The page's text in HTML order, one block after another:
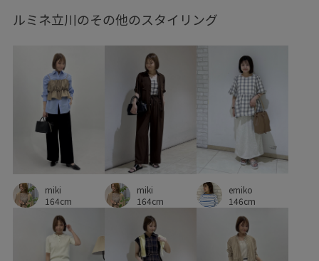
ポリエステル マットサテン ミニマル
リラックス感 レディライク ワンピース
ヴィンテージ ヴィンテージ感 伸縮性
光沢感 大人っぽい 定番 幅広
淡いカラー 清涼感 滑らかな肌触り 滑らかな質感
程よい厚み 美シルエット 華やか
落ち着いた色 薄手 裏地付き 財布 長財布
ルミネ立川のその他のスタイリング
miki
164cm
miki
164cm
emiko
146cm